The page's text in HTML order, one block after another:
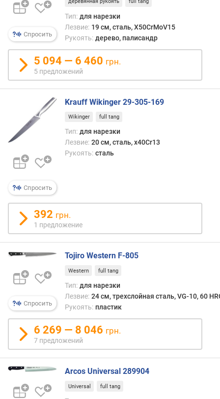
х
д
е
ш
е
в
ы
о
о
з
ы
а
м
п
т
е
д
б
а
в
л
е
н
я
п
Спросить
деревянная рукоять full tang
Тип: для нарезки
Лезвие: 19 см, сталь, X50CrMoV15
Рукоять: дерево, палисандр
5 094 — 6 460 грн.
5 предложений
Спросить
Krauff Wikinger 29-305-169
Wikinger full tang
Тип: для нарезки
Лезвие: 20 см, сталь, x40Cr13
Рукоять: сталь
392 грн.
1 предложение
Спросить
Tojiro Western F-805
Western full tang
Тип: для нарезки
Лезвие: 24 см, трехслойная сталь, VG-10, 60
Рукоять: пластик
6 269 — 8 046 грн.
7 предложений
Arcos Universal 289904
Universal full tang